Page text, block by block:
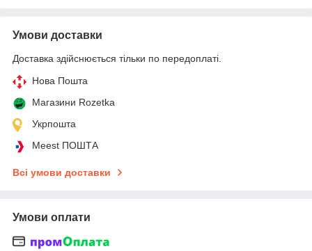
Умови доставки
Доставка здійснюється тільки по передоплаті.
Нова Пошта
Магазини Rozetka
Укрпошта
Meest ПОШТА
Всі умови доставки
Умови оплати